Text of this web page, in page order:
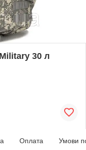
30 л
Оплата Умови